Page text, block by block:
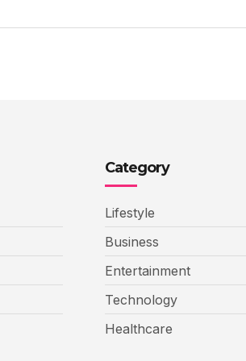
Category
Lifestyle
Business
Entertainment
Technology
Healthcare